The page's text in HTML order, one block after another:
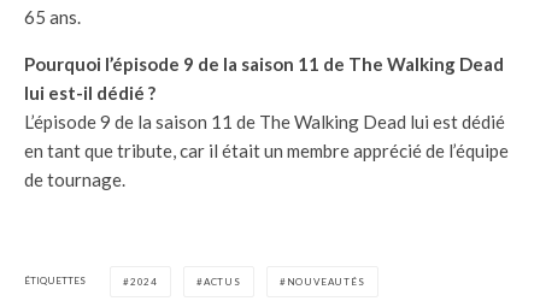
65 ans.
Pourquoi l’épisode 9 de la saison 11 de The Walking Dead
lui est-il dédié ?
L’épisode 9 de la saison 11 de The Walking Dead lui est dédié
en tant que tribute, car il était un membre apprécié de l’équipe
de tournage.
ÉTIQUETTES 2024 ACTUS NOUVEAUTÉS